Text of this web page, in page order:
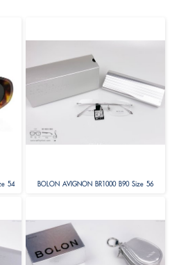
54 BOLON AVIGNON BR1000 B90 Size 56